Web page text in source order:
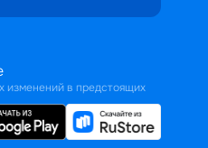
изменений в предстоящих